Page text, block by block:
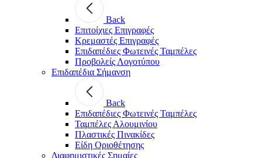
Back
Επιτοίχιες Επιγραφές
Κρεμαστές Επιγραφές
Επιδαπέδιες Φωτεινές Ταμπέλες
Προβολείς Λογοτύπου
Επιδαπέδια Σήμανση
Back
Επιδαπέδιες Φωτεινές Ταμπέλες
Ταμπέλες Αλουμινίου
Πλαστικές Πινακίδες
Είδη Οριοθέτησης
Διαφημιστικές Σημαίες